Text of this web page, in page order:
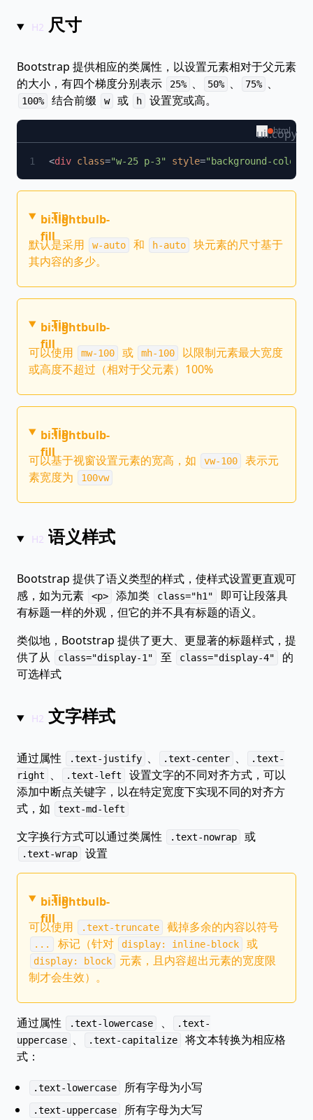
尺寸
Bootstrap 提供相应的类属性，以设置元素相对于父元素
的大小，有四个梯度分别表示
25% 、 50% 、 75% 、
100% 结合前缀 w 或 h 设置宽或高。
uil:copy
html
<div class="w-25 p-3" style="background-color:
bi:lightbulb-
fill
Tip
默认是采用
w-auto 和 h-auto
块元素的尺寸基于
其内容的多少。
bi:lightbulb-
fill
Tip
可以使用
mw-100 或 mh-100
以限制元素最大宽度
或高度不超过（相对于父元素）100%
bi:lightbulb-
fill
Tip
可以基于视窗设置元素的宽高，如
vw-100
表示元
素宽度为
100vw
语义样式
Bootstrap 提供了语义类型的样式，使样式设置更直观可
感，如为元素
<p> 添加类 class="h1"
即可让段落具
有标题一样的外观，但它的并不具有标题的语义。
类似地，Bootstrap 提供了更大、更显著的标题样式，提
供了从
class="display-1" 至 class="display-4"
的
可选样式
文字样式
通过属性 .text-justify 、 .text-center 、
.text-
right
、 .text-left
设置文字的不同对齐方式，可以
添加中断点关键字，以在特定宽度下实现不同的对齐方
式，如
text-md-left
文字换行方式可以通过类属性 .text-nowrap 或
.text-wrap 设置
bi:lightbulb-
fill
Tip
可以使用
.text-truncate 截掉多余的内容以符号
... 标记（针对 display: inline-block 或
display: block
元素，且内容超出元素的宽度限
制才会生效）。
通过属性 .text-lowercase 、
.text-
uppercase 、 .text-capitalize
将文本转换为相应格
式：
.text-lowercase 所有字母为小写
.text-uppercase 所有字母为大写